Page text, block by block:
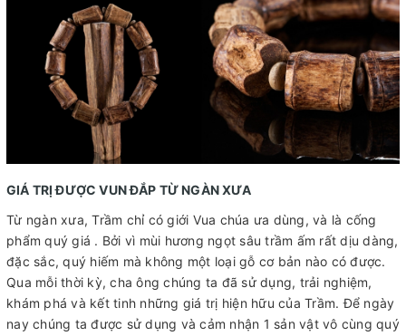
GIÁ TRỊ ĐƯỢC VUN ĐẮP TỪ NGÀN XƯA
Từ ngàn xưa, Trầm chỉ có giới Vua chúa ưa dùng, và là cống
phẩm quý giá . Bởi vì mùi hương ngọt sâu trầm ấm rất dịu dàng,
đặc sắc, quý hiếm mà không một loại gỗ cơ bản nào có được.
Qua mỗi thời kỳ, cha ông chúng ta đã sử dụng, trải nghiệm,
khám phá và kết tinh những giá trị hiện hữu của Trầm. Để ngày
nay chúng ta được sử dụng và cảm nhận 1 sản vật vô cùng quý